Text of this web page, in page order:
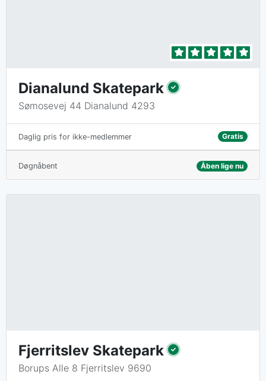
Dianalund Skatepark
Sømosevej 44 Dianalund 4293
Daglig pris for ikke-medlemmer Gratis
Døgnåbent Åben lige nu
Fjerritslev Skatepark
Borups Alle 8 Fjerritslev 9690